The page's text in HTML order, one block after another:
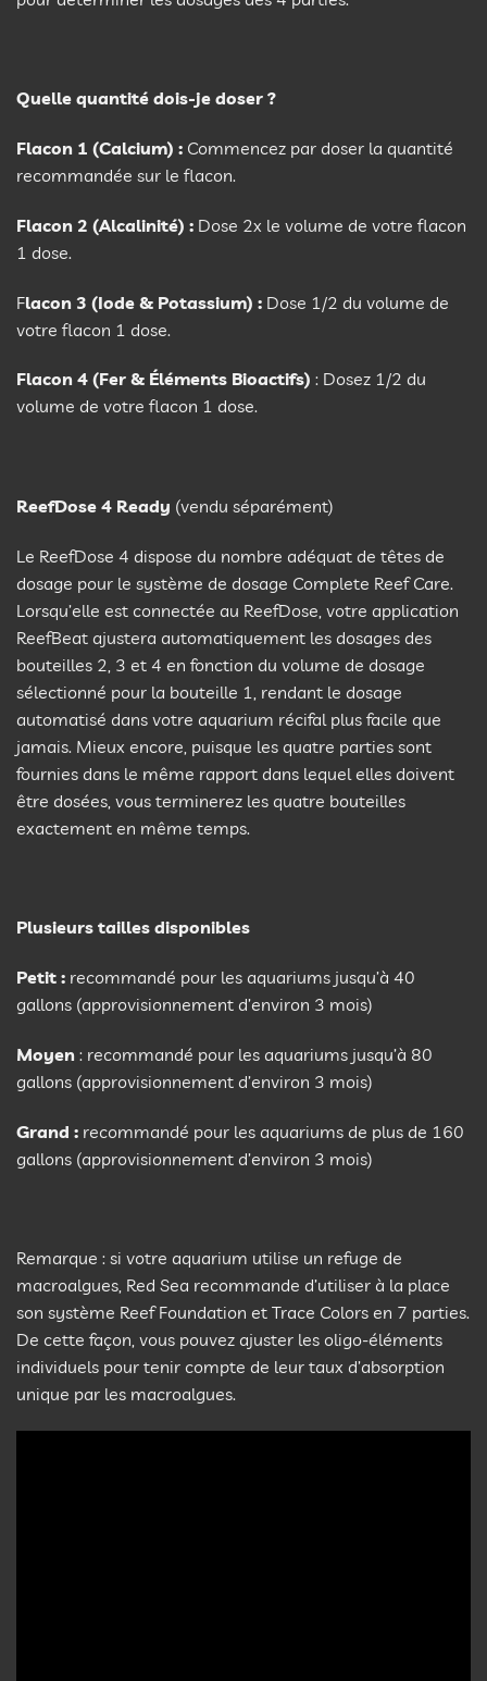
Quelle quantité dois-je doser ?
Flacon 1 (Calcium) : Commencez par doser la quantité
recommandée sur le flacon.
Flacon 2 (Alcalinité) : Dose 2x le volume de votre flacon
1 dose.
Flacon 3 (Iode & Potassium) : Dose 1/2 du volume de
votre flacon 1 dose.
Flacon 4 (Fer & Éléments Bioactifs) : Dosez 1/2 du
volume de votre flacon 1 dose.
ReefDose 4 Ready (vendu séparément)
Le ReefDose 4 dispose du nombre adéquat de têtes de
dosage pour le système de dosage Complete Reef Care.
Lorsqu’elle est connectée au ReefDose, votre application
ReefBeat ajustera automatiquement les dosages des
bouteilles 2, 3 et 4 en fonction du volume de dosage
sélectionné pour la bouteille 1, rendant le dosage
automatisé dans votre aquarium récifal plus facile que
jamais. Mieux encore, puisque les quatre parties sont
fournies dans le même rapport dans lequel elles doivent
être dosées, vous terminerez les quatre bouteilles
exactement en même temps.
Plusieurs tailles disponibles
Petit : recommandé pour les aquariums jusqu’à 40
gallons (approvisionnement d’environ 3 mois)
Moyen : recommandé pour les aquariums jusqu’à 80
gallons (approvisionnement d’environ 3 mois)
Grand : recommandé pour les aquariums de plus de 160
gallons (approvisionnement d’environ 3 mois)
Remarque : si votre aquarium utilise un refuge de
macroalgues, Red Sea recommande d’utiliser à la place
son système Reef Foundation et Trace Colors en 7 parties.
De cette façon, vous pouvez ajuster les oligo-éléments
individuels pour tenir compte de leur taux d’absorption
unique par les macroalgues.